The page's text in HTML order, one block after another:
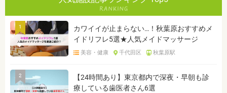
1
カワイイが止まらない…！秋葉原おすすめメ
イドリフレ5選★人気メイドマッサージ
美容・健康 千代田区 秋葉原駅
2
【24時間あり】東京都内で深夜・早朝も診
療している歯医者さん6選